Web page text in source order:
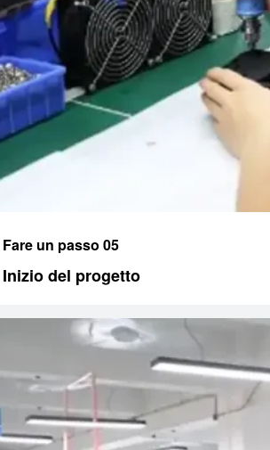
Fare un passo 05
Inizio del progetto